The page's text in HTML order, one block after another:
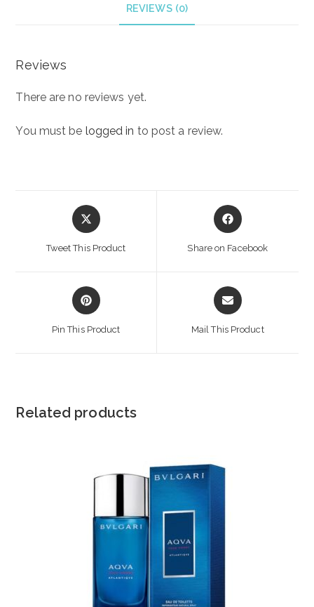
REVIEWS (0)
Reviews
There are no reviews yet.
You must be logged in to post a review.
Opens
in
Tweet This Product
Opens
in
Share on Facebook
Opens
in
Pin This Product
Opens
in
Mail This Product
Related products